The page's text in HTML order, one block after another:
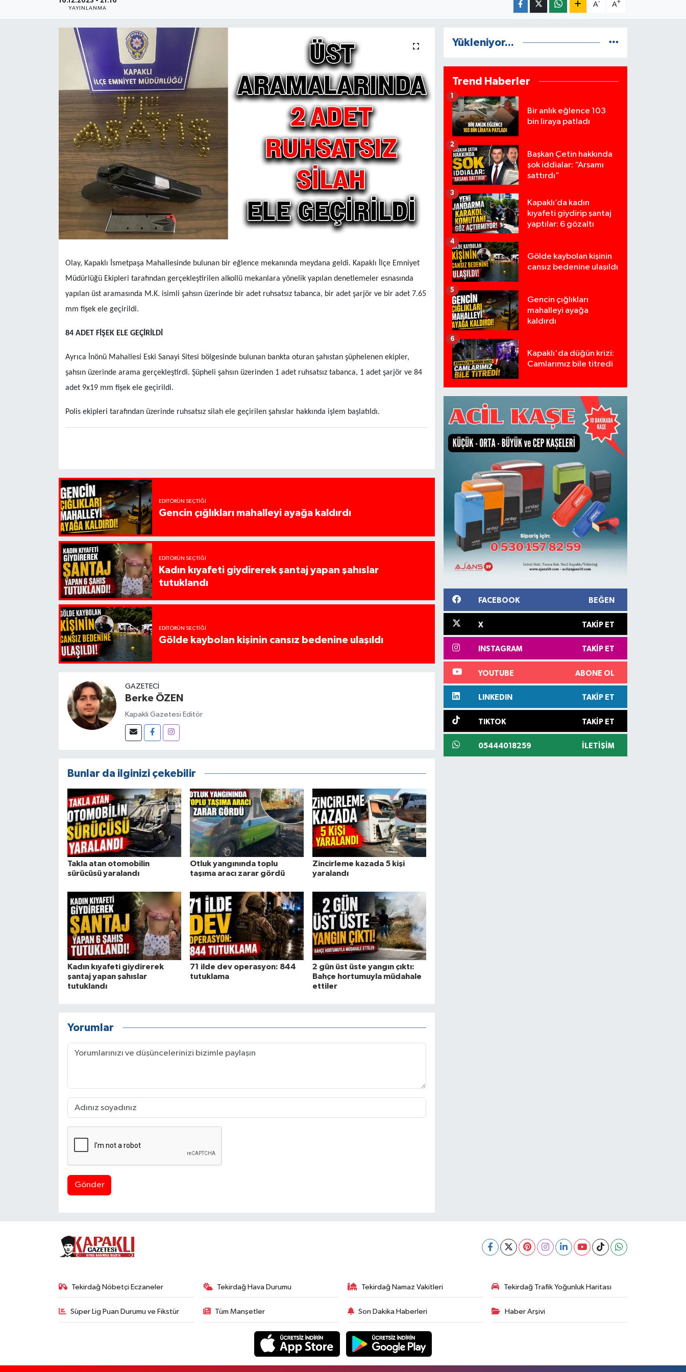
YAYINLANMA
A- A+
Olay, Kapaklı İsmetpaşa Mahallesinde bulunan bir eğlence mekanında meydana geldi. Kapaklı İlçe Emniyet
Müdürlüğü Ekipleri tarafından gerçekleştirilen alkollü mekanlara yönelik yapılan denetlemeler esnasında
yapılan üst aramasında M.K. isimli şahsın üzerinde bir adet ruhsatsız tabanca, bir adet şarjör ve bir adet 7.65
mm fişek ele geçirildi.
84 ADET FİŞEK ELE GEÇİRİLDİ
Ayrıca İnönü Mahallesi Eski Sanayi Sitesi bölgesinde bulunan bankta oturan şahıstan şüphelenen ekipler,
şahsın üzerinde arama gerçekleştirdi. Şüpheli şahsın üzerinden 1 adet ruhsatsız tabanca, 1 adet şarjör ve 84
adet 9x19 mm fişek ele geçirildi.
Polis ekipleri tarafından üzerinde ruhsatsız silah ele geçirilen şahıslar hakkında işlem başlatıldı.
EDITÖRÜN SEÇTIĞI
Gencin çığlıkları mahalleyi ayağa kaldırdı
EDITÖRÜN SEÇTIĞI
Kadın kıyafeti giydirerek şantaj yapan şahıslar
tutuklandı
EDITÖRÜN SEÇTIĞI
Gölde kaybolan kişinin cansız bedenine ulaşıldı
GAZETECI
Berke ÖZEN
Kapaklı Gazetesi Editör
Bunlar da ilginizi çekebilir
Takla atan otomobilin
sürücüsü yaralandı
Otluk yangınında toplu
taşıma aracı zarar gördü
Zincirleme kazada 5 kişi
yaralandı
Kadın kıyafeti giydirerek
şantaj yapan şahıslar
tutuklandı
71 ilde dev operasyon: 844
tutuklama
2 gün üst üste yangın çıktı:
Bahçe hortumuyla müdahale
ettiler
Yorumlar
Gönder
Yükleniyor...
Trend Haberler
Bir anlık eğlence 103
bin liraya patladı
Başkan Çetin hakkında
şok iddialar: “Arsamı
sattırdı”
2
Kapaklı’da kadın
kıyafeti giydirip şantaj
yaptılar: 6 gözaltı
3
Gölde kaybolan kişinin
cansız bedenine ulaşıldı
4
Gencin çığlıkları
mahalleyi ayağa
kaldırdı
5
Kapaklı'da düğün krizi:
Camlarımız bile titredi
6
FACEBOOK BEĞEN
X TAKIP ET
INSTAGRAM TAKIP ET
YOUTUBE ABONE OL
LINKEDIN TAKIP ET
TIKTOK TAKIP ET
05444018259 İLETIŞIM
Tekirdağ Nöbetçi Eczaneler Tekirdağ Hava Durumu Tekirdağ Namaz Vakitleri Tekirdağ Trafik Yoğunluk Haritası
Süper Lig Puan Durumu ve Fikstür Tüm Manşetler Son Dakika Haberleri Haber Arşivi